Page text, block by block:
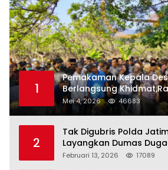
1
Pemakaman Kepala
Berlangsung
Larut Dalam Duka Yang
Mei 4, 2026 46683
2
Tak Digubris Polda
Layangkan Dumas
Oknum DPRD Sidoarjo ke
Februari 13, 2026 17089